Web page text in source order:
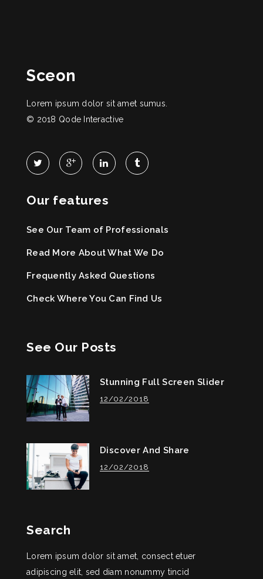
Sceon
Lorem ipsum dolor sit amet sumus.
© 2018 Qode Interactive
Our features
See Our Team of Professionals
Read More About What We Do
Frequently Asked Questions
Check Where You Can Find Us
See Our Posts
Stunning Full Screen Slider
12/02/2018
Discover And Share
12/02/2018
Search
Lorem ipsum dolor sit amet, consect etuer
adipiscing elit, sed diam nonummy tincid